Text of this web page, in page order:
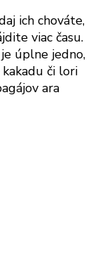
ich chováte,
viac času.
úplne jedno,
či lori
ara